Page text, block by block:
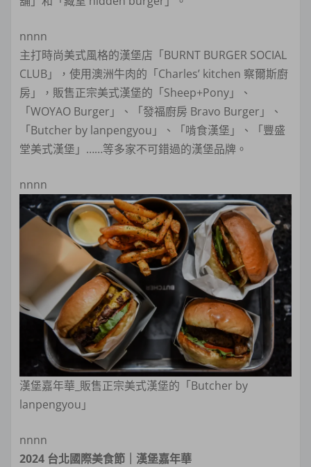
nnnn
主打時尚美式風格的漢堡店「BURNT BURGER SOCIAL
CLUB」，使用澳洲牛肉的「Charles’ kitchen 察爾斯廚
房」，販售正宗美式漢堡的「Sheep+Pony」、
「WOYAO Burger」、「發福廚房 Bravo Burger」、
「Butcher by lanpengyou」、「啃食漢堡」、「豐盛
堂美式漢堡」……等多家不可錯過的漢堡品牌。
nnnn
漢堡嘉年華_販售正宗美式漢堡的「Butcher by
lanpengyou」
nnnn
2024 台北國際美食節｜漢堡嘉年華